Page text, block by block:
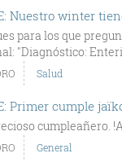
Nuestro winter
para los que
"Diagnóstico:
Salud
Primer cumple
cumpleañero.
General